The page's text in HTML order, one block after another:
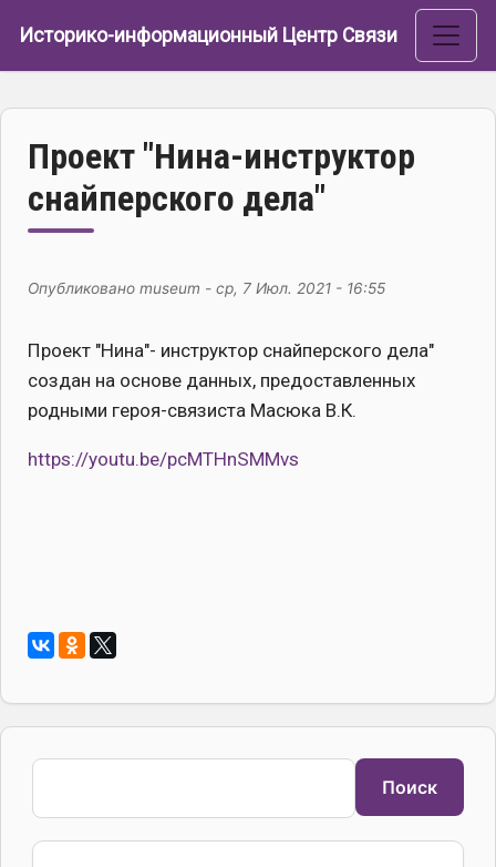
Историко-информационный Центр Связи
Проект "Нина-инструктор
снайперского дела"
Опубликовано museum - ср, 7 Июл. 2021 - 16:55
Проект "Нина"- инструктор снайперского дела"
создан на основе данных, предоставленных
родными героя-связиста Масюка В.К.
https://youtu.be/pcMTHnSMMvs
Поиск
Поиск